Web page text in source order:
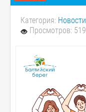
Категория: Новости
Просмотров: 519